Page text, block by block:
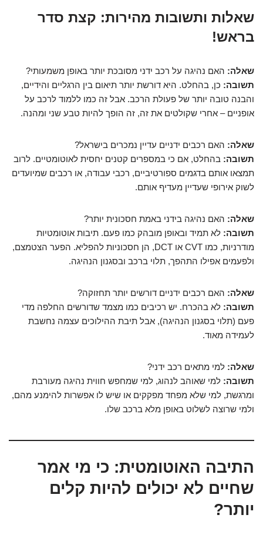
שאלות ותשובות מהירות: קצת סדר
בראש!
שאלה: האם נהיגה על רכב ידני מסובכת יותר באופן משמעותי?
תשובה: כן, בהחלט. היא דורשת יותר תיאום בין הרגליים והידיים,
והבנה טובה יותר של פעולת הרכב. אבל זה כמו ללמוד לרכב על
אופניים – אחרי שקולטים את זה, זה הופך להיות טבע שני ומהנה.
שאלה: האם רכבים ידניים עדיין נמכרים בישראל?
תשובה: בהחלט, אם כי במספרים קטנים יחסית לאוטומטיים. לרוב
תמצאו אותם בדגמים ספורטיביים, רכבי עבודה, או רכבים שמיועדים
לשוק אירופי שעדיין מעדיף אותם.
שאלה: האם נהיגה בידני באמת חסכונית יותר?
תשובה: לא תמיד ובאופן מובהק כמו פעם. תיבות אוטומטיות
מודרניות, כמו CVT או DCT, הן חסכוניות להפליא. הפער הצטמצם,
ולפעמים אפילו התהפך, תלוי ברכב ובסגנון הנהיגה.
שאלה: האם רכבים ידניים דורשים יותר תחזוקה?
תשובה: לא בהכרח. יש רכיבים כמו מצמד שדורשים החלפה מדי
פעם (תלוי בסגנון הנהיגה), אבל תיבת ההילוכים עצמה נחשבת
לעמידה מאוד.
שאלה: למי מתאים רכב ידני?
תשובה: למי שאוהב לנהוג, למי שמחפש חווית נהיגה מעורבת
ומרגשת, למי שלא מפחד מפקקים או שיש לו אפשרות להימנע מהם,
ולמי שרוצה לשלוט באופן מלא ברכב שלו.
התיבה האוטומטית: כי מי אמר
שחיים לא יכולים להיות קלים
יותר?